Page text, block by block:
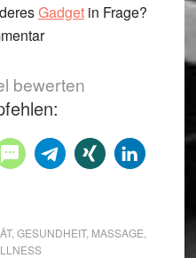
Gadgetin Frage?
bewerten
, GESUNDHEIT, MASSAGE